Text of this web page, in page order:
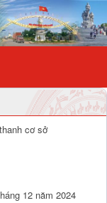
Gio Linh
cơ sở
12 năm 2024